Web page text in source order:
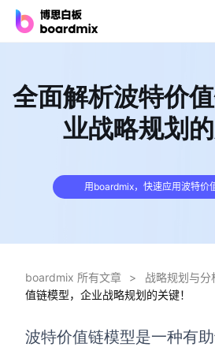
产品
博思白板
博思白板SDK
博思白板离线版
全面解析波特价
业战略规划的
用boardmix，快速应用波特价
boardmix 所有文章 > 战略规划与分
值链模型，企业战略规划的关键！
波特价值链模型是一种有